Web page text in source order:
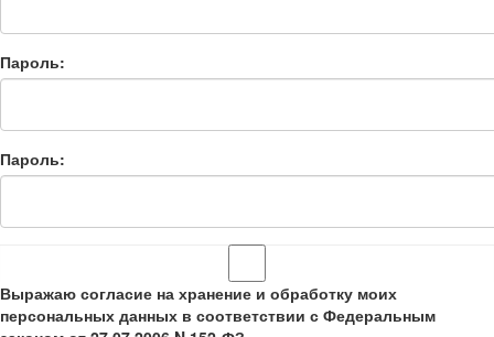
Пароль:
Пароль:
Выражаю согласие на хранение и обработку моих
персональных данных в соответствии с Федеральным